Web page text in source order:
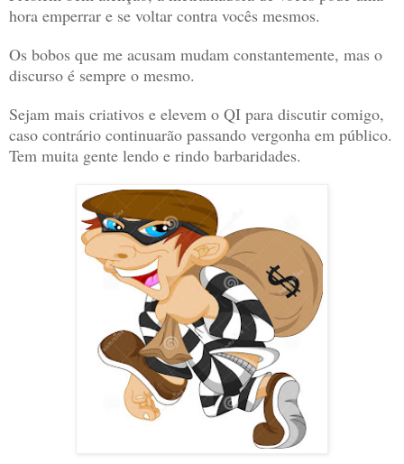
hora emperrar e se voltar contra vocês mesmos.
Os bobos que me acusam mudam constantemente, mas o
discurso é sempre o mesmo.
Sejam mais criativos e elevem o QI para discutir comigo,
caso contrário continuarão passando vergonha em público.
Tem muita gente lendo e rindo barbaridades.